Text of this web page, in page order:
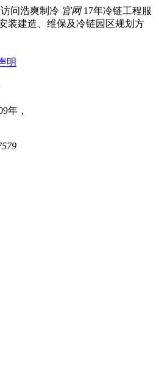
问浩爽制冷 官网 17年冷链工程服
装建造、维保及冷链园区规划方
明
年，